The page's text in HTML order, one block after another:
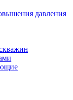
давления